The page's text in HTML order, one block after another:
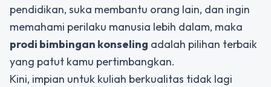
pendidikan, suka membantu orang lain, dan ingin
memahami perilaku manusia lebih dalam, maka
prodi bimbingan konseling adalah pilihan terbaik
yang patut kamu pertimbangkan.
Kini, impian untuk kuliah berkualitas tidak lagi